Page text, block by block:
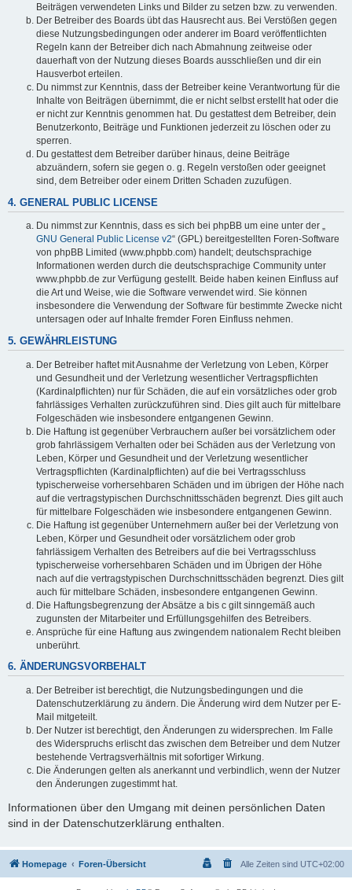
Beiträgen verwendeten Links und Bilder zu setzen bzw. zu verwenden.
Der Betreiber des Boards übt das Hausrecht aus. Bei Verstößen gegen
diese Nutzungsbedingungen oder anderer im Board veröffentlichten
Regeln kann der Betreiber dich nach Abmahnung zeitweise oder
dauerhaft von der Nutzung dieses Boards ausschließen und dir ein
Hausverbot erteilen.
Du nimmst zur Kenntnis, dass der Betreiber keine Verantwortung für die
Inhalte von Beiträgen übernimmt, die er nicht selbst erstellt hat oder die
er nicht zur Kenntnis genommen hat. Du gestattest dem Betreiber, dein
Benutzerkonto, Beiträge und Funktionen jederzeit zu löschen oder zu
sperren.
Du gestattest dem Betreiber darüber hinaus, deine Beiträge
abzuändern, sofern sie gegen o. g. Regeln verstoßen oder geeignet
sind, dem Betreiber oder einem Dritten Schaden zuzufügen.
4. GENERAL PUBLIC LICENSE
Du nimmst zur Kenntnis, dass es sich bei phpBB um eine unter der „
GNU General Public License v2“ (GPL) bereitgestellten Foren-Software
von phpBB Limited (www.phpbb.com) handelt; deutschsprachige
Informationen werden durch die deutschsprachige Community unter
www.phpbb.de zur Verfügung gestellt. Beide haben keinen Einfluss auf
die Art und Weise, wie die Software verwendet wird. Sie können
insbesondere die Verwendung der Software für bestimmte Zwecke nicht
untersagen oder auf Inhalte fremder Foren Einfluss nehmen.
5. GEWÄHRLEISTUNG
Der Betreiber haftet mit Ausnahme der Verletzung von Leben, Körper
und Gesundheit und der Verletzung wesentlicher Vertragspflichten
(Kardinalpflichten) nur für Schäden, die auf ein vorsätzliches oder grob
fahrlässiges Verhalten zurückzuführen sind. Dies gilt auch für mittelbare
Folgeschäden wie insbesondere entgangenen Gewinn.
Die Haftung ist gegenüber Verbrauchern außer bei vorsätzlichem oder
grob fahrlässigem Verhalten oder bei Schäden aus der Verletzung von
Leben, Körper und Gesundheit und der Verletzung wesentlicher
Vertragspflichten (Kardinalpflichten) auf die bei Vertragsschluss
typischerweise vorhersehbaren Schäden und im übrigen der Höhe nach
auf die vertragstypischen Durchschnittsschäden begrenzt. Dies gilt auch
für mittelbare Folgeschäden wie insbesondere entgangenen Gewinn.
Die Haftung ist gegenüber Unternehmern außer bei der Verletzung von
Leben, Körper und Gesundheit oder vorsätzlichem oder grob
fahrlässigem Verhalten des Betreibers auf die bei Vertragsschluss
typischerweise vorhersehbaren Schäden und im Übrigen der Höhe
nach auf die vertragstypischen Durchschnittsschäden begrenzt. Dies gilt
auch für mittelbare Schäden, insbesondere entgangenen Gewinn.
Die Haftungsbegrenzung der Absätze a bis c gilt sinngemäß auch
zugunsten der Mitarbeiter und Erfüllungsgehilfen des Betreibers.
Ansprüche für eine Haftung aus zwingendem nationalem Recht bleiben
unberührt.
6. ÄNDERUNGSVORBEHALT
Der Betreiber ist berechtigt, die Nutzungsbedingungen und die
Datenschutzerklärung zu ändern. Die Änderung wird dem Nutzer per E-
Mail mitgeteilt.
Der Nutzer ist berechtigt, den Änderungen zu widersprechen. Im Falle
des Widerspruchs erlischt das zwischen dem Betreiber und dem Nutzer
bestehende Vertragsverhältnis mit sofortiger Wirkung.
Die Änderungen gelten als anerkannt und verbindlich, wenn der Nutzer
den Änderungen zugestimmt hat.
Informationen über den Umgang mit deinen persönlichen Daten
sind in der Datenschutzerklärung enthalten.
Homepage Foren-Übersicht Alle Zeiten sind UTC+02:00